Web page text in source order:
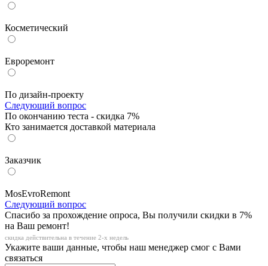
Косметический
Евроремонт
По дизайн-проекту
Следующий вопрос
По окончанию теста - скидка 7%
Кто занимается доставкой материала
Заказчик
MosEvroRemont
Следующий вопрос
Спасибо за прохождение опроса, Вы получили скидки в 7%
на Ваш ремонт!
скидка действительна в течение 2-х недель
Укажите ваши данные, чтобы наш менеджер смог с Вами
связаться